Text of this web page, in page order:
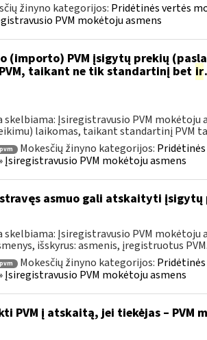
žinyno kategorijos: Pridėtinės vertės
PVM mokėtoju asmens
PVM įsigytų prekių
taikant ne tik standartinį bet ir
Įsiregistravusio PVM mokėtoju
laikomas, taikant standartinį PVM
Mokesčių žinyno kategorijos:
PVM mokėtoju asmens
asmuo gali atskaityti įsigytų
Įsiregistravusio PVM mokėtoju
išskyrus: asmenis, įregistruotus
Mokesčių žinyno kategorijos:
PVM mokėtoju asmens
PVM į atskaitą, jei tiekėjas – PVM